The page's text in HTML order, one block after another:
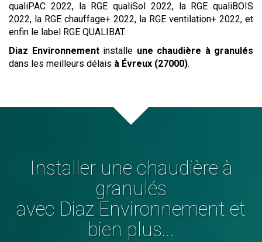
qualiPAC 2022, la RGE qualiSol 2022, la RGE qualiBOIS
2022, la RGE chauffage+ 2022, la RGE ventilation+ 2022, et
enfin le label RGE QUALIBAT.
Diaz Environnementinstalle une chaudière à granulés
dans les meilleurs délais à Évreux (27000).
Installer une chaudière à
granulés
avec Diaz Environnement et
bien plus...